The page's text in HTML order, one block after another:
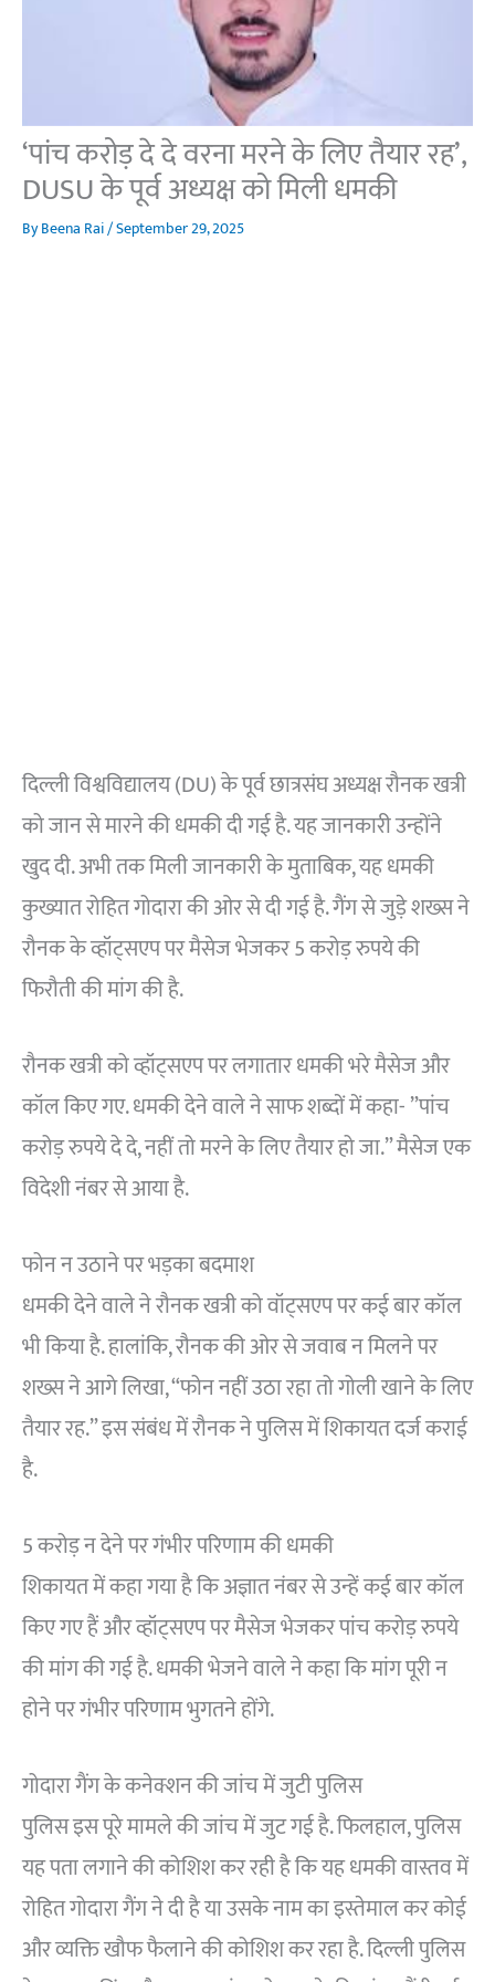
‘पांच करोड़ दे दे वरना मरने के लिए तैयार रह’,
DUSU के पूर्व अध्यक्ष को मिली धमकी
ByBeena Rai/September 29, 2025
दिल्ली विश्वविद्यालय (DU) के पूर्व छात्रसंघ अध्यक्ष रौनक खत्री
को जान से मारने की धमकी दी गई है. यह जानकारी उन्होंने
खुद दी. अभी तक मिली जानकारी के मुताबिक, यह धमकी
कुख्यात रोहित गोदारा की ओर से दी गई है. गैंग से जुड़े शख्स ने
रौनक के व्हॉट्सएप पर मैसेज भेजकर 5 करोड़ रुपये की
फिरौती की मांग की है.
रौनक खत्री को व्हॉट्सएप पर लगातार धमकी भरे मैसेज और
कॉल किए गए. धमकी देने वाले ने साफ शब्दों में कहा- ”पांच
करोड़ रुपये दे दे, नहीं तो मरने के लिए तैयार हो जा.” मैसेज एक
विदेशी नंबर से आया है.
फोन न उठाने पर भड़का बदमाश
धमकी देने वाले ने रौनक खत्री को वॉट्सएप पर कई बार कॉल
भी किया है. हालांकि, रौनक की ओर से जवाब न मिलने पर
शख्स ने आगे लिखा, “फोन नहीं उठा रहा तो गोली खाने के लिए
तैयार रह.” इस संबंध में रौनक ने पुलिस में शिकायत दर्ज कराई
है.
5 करोड़ न देने पर गंभीर परिणाम की धमकी
शिकायत में कहा गया है कि अज्ञात नंबर से उन्हें कई बार कॉल
किए गए हैं और व्हॉट्सएप पर मैसेज भेजकर पांच करोड़ रुपये
की मांग की गई है. धमकी भेजने वाले ने कहा कि मांग पूरी न
होने पर गंभीर परिणाम भुगतने होंगे.
गोदारा गैंग के कनेक्शन की जांच में जुटी पुलिस
पुलिस इस पूरे मामले की जांच में जुट गई है. फिलहाल, पुलिस
यह पता लगाने की कोशिश कर रही है कि यह धमकी वास्तव में
रोहित गोदारा गैंग ने दी है या उसके नाम का इस्तेमाल कर कोई
और व्यक्ति खौफ फैलाने की कोशिश कर रहा है. दिल्ली पुलिस